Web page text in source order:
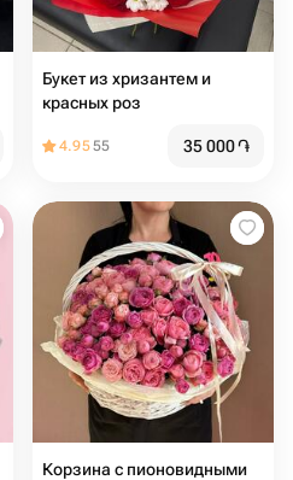
Букет из хризантем и
красных роз
4.9555 35 000֏
Корзина с пионовидными